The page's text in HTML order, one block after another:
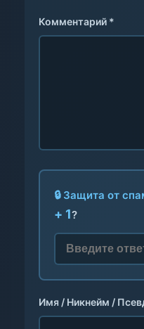
Комментарий *
🔒 Защита от
+ 1?
Имя / Никнейм /